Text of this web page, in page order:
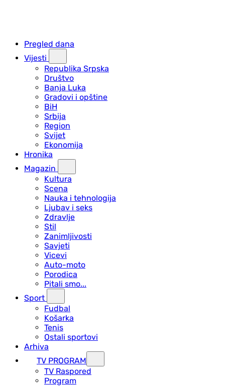
Pregled dana
Vijesti
Republika Srpska
Društvo
Banja Luka
Gradovi i opštine
BiH
Srbija
Region
Svijet
Ekonomija
Hronika
Magazin
Kultura
Scena
Nauka i tehnologija
Ljubav i seks
Zdravlje
Stil
Zanimljivosti
Savjeti
Vicevi
Auto-moto
Porodica
Pitali smo...
Sport
Fudbal
Košarka
Tenis
Ostali sportovi
Arhiva
TV PROGRAM
ТV Raspored
Program